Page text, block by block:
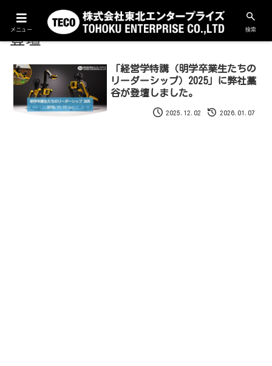
登壇
「経営学特講（明学卒業生たちの
リーダーシップ）2025」に弊社藁
谷が登壇しました。
2025.12.02 2026.01.07
メニュー 検索